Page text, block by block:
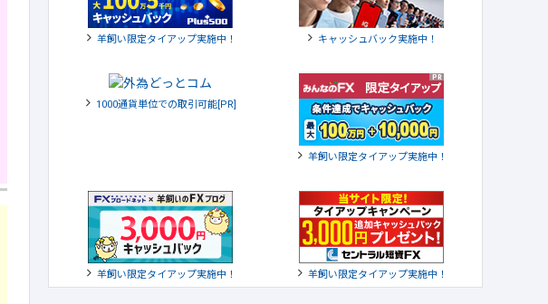
羊飼い限定タイアップ実施中！ キャッシュバック実施中！
1000通貨単位での取引可能[PR]
羊飼い限定タイアップ実施中！
羊飼い限定タイアップ実施中！ 羊飼い限定タイアップ実施中！